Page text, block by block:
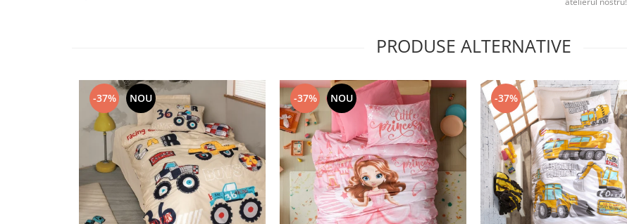
PRODUSE ALTERNATIVE
-37% NOU -37% NOU -37%